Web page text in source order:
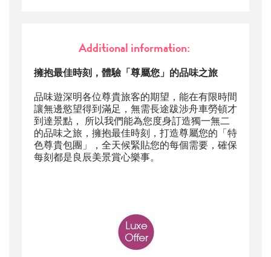
Additional information:
擁抱最佳時刻，體驗「尊屬您」的品味之旅
品味遊深明各位尊貴旅客的期望，能在有限時間
讓無邊慾望得到滿足，無需長途跋涉舟車勞頓才
到達景點， 所以我們能為您度身訂造獨一無二
的品味之旅，擁抱最佳時刻，打造尊屬您的「特
色尊貴包團」，全天候緊貼您的每個需要，確保
每刻都是良辰美景賞心樂事。